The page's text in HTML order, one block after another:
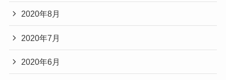
2020年8月
2020年7月
2020年6月